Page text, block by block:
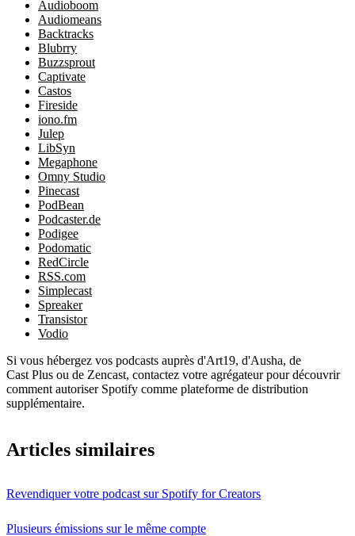
Audioboom
Audiomeans
Backtracks
Blubrry
Buzzsprout
Captivate
Castos
Fireside
iono.fm
Julep
LibSyn
Megaphone
Omny Studio
Pinecast
PodBean
Podcaster.de
Podigee
Podomatic
RedCircle
RSS.com
Simplecast
Spreaker
Transistor
Vodio
Si vous hébergez vos podcasts auprès d'Art19, d'Ausha, de
Cast Plus ou de Zencast, contactez votre agrégateur pour découvrir
comment autoriser Spotify comme plateforme de distribution
supplémentaire.
Articles similaires
Revendiquer votre podcast sur Spotify for Creators
Plusieurs émissions sur le même compte